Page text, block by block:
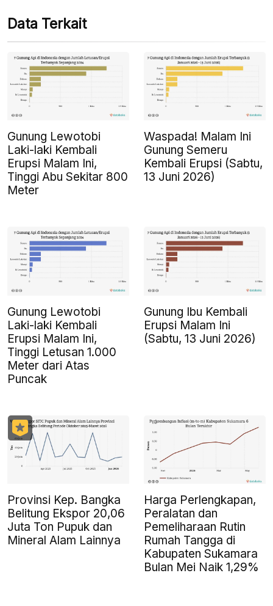
Data Terkait
Gunung Lewotobi
Laki-laki Kembali
Erupsi Malam Ini,
Tinggi Abu Sekitar 800
Meter
Waspada! Malam Ini
Gunung Semeru
Kembali Erupsi (Sabtu,
13 Juni 2026)
Gunung Lewotobi
Laki-laki Kembali
Erupsi Malam Ini,
Tinggi Letusan 1.000
Meter dari Atas
Puncak
Gunung Ibu Kembali
Erupsi Malam Ini
(Sabtu, 13 Juni 2026)
Provinsi Kep. Bangka
Belitung Ekspor 20,06
Juta Ton Pupuk dan
Mineral Alam Lainnya
Harga Perlengkapan,
Peralatan dan
Pemeliharaan Rutin
Rumah Tangga di
Kabupaten Sukamara
Bulan Mei Naik 1,29%